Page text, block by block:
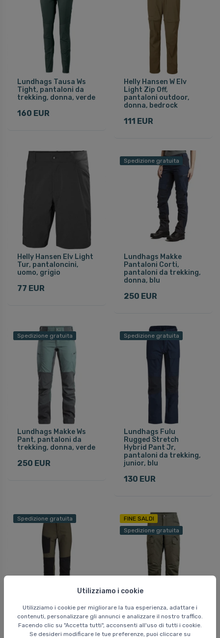
Utilizziamo i cookie
Utilizziamo i cookie per migliorare la tua esperienza, adattare i
contenuti, personalizzare gli annunci e analizzare il nostro traffico.
Facendo clic su "Accetta tutti", acconsenti all'uso di tutti i cookie.
Se desideri modificare le tue preferenze, puoi cliccare su
Lundhags Tausa Ws
Tight, pantaloni da
trekking, donna, verde
160 EUR
Helly Hansen W Elv
Light Zip Off,
pantaloni outdoor,
donna, bedrock
111 EUR
Helly Hansen Elv Light
Tur, pantaloncini,
uomo, grigio
77 EUR
Spedizione gratuita
Lundhags Makke
Pantaloni Corti,
pantaloni da trekking,
donna, blu
250 EUR
Spedizione gratuita
Lundhags Makke Ws
Pant, pantaloni da
trekking, donna, verde
250 EUR
Spedizione gratuita
Lundhags Fulu
Rugged Stretch
Hybrid Pant Jr,
pantaloni da trekking,
junior, blu
130 EUR
Spedizione gratuita
Lundhags Fulu
Stretch Hybrid Pant
JR, pantaloni da
FINE SALDI
Spedizione gratuita
Lundhags Fulu Cargo
Insulated Pant M,
pantaloni da trekking,